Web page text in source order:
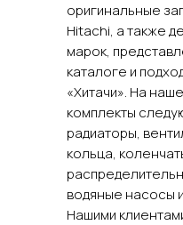
оригинальные
Hitachi, а также
марок,
каталоге и
«Хитачи». На
комплекты
радиаторы,
кольца,
водяные насосы
Нашими